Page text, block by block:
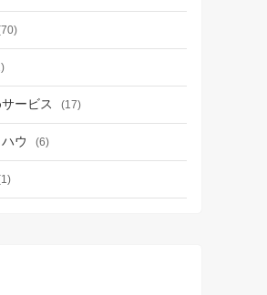
ービス (17)
ウ (6)